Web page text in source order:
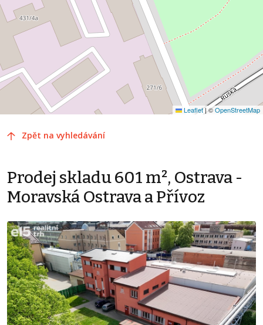
Leaflet|©OpenStreetMap
Zpět na vyhledávání
Prodej skladu 601 m², Ostrava -
Moravská Ostrava a Přívoz